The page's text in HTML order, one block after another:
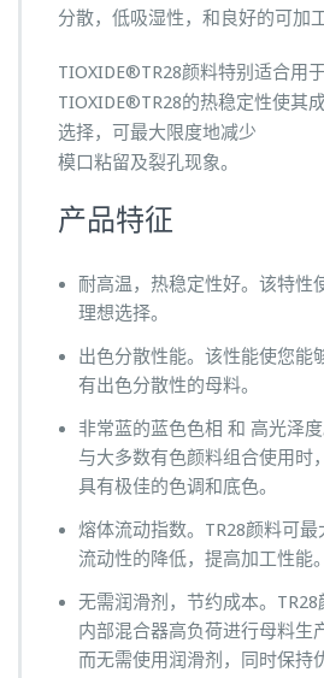
分散，低吸湿性，和良好的可加工
TIOXIDE®TR28颜料特别适合用
TIOXIDE®TR28的热稳定性使其
选择，可最大限度地减少
模口粘留及裂孔现象。
产品特征
耐高温，热稳定性好。该特性
理想选择。
出色分散性能。该性能使您能
有出色分散性的母料。
非常蓝的蓝色色相 和 高光泽
与大多数有色颜料组合使用时，
具有极佳的色调和底色。
熔体流动指数。TR28颜料可
流动性的降低，提高加工性能。
无需润滑剂，节约成本。
内部混合器高负荷进行母料生
而无需使用润滑剂，同时保持